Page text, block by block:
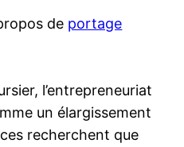
de portage
l’entrepreneuriat
un élargissement
recherchent que